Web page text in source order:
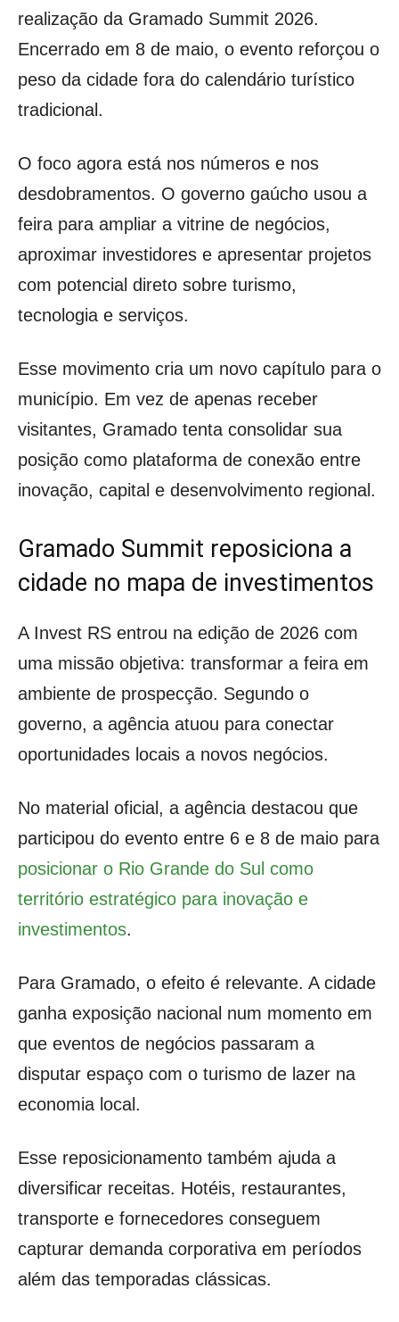
realização da Gramado Summit 2026.
Encerrado em 8 de maio, o evento reforçou o
peso da cidade fora do calendário turístico
tradicional.
O foco agora está nos números e nos
desdobramentos. O governo gaúcho usou a
feira para ampliar a vitrine de negócios,
aproximar investidores e apresentar projetos
com potencial direto sobre turismo,
tecnologia e serviços.
Esse movimento cria um novo capítulo para o
município. Em vez de apenas receber
visitantes, Gramado tenta consolidar sua
posição como plataforma de conexão entre
inovação, capital e desenvolvimento regional.
Gramado Summit reposiciona a
cidade no mapa de investimentos
A Invest RS entrou na edição de 2026 com
uma missão objetiva: transformar a feira em
ambiente de prospecção. Segundo o
governo, a agência atuou para conectar
oportunidades locais a novos negócios.
No material oficial, a agência destacou que
participou do evento entre 6 e 8 de maio para
posicionar o Rio Grande do Sul como
território estratégico para inovação e
investimentos.
Para Gramado, o efeito é relevante. A cidade
ganha exposição nacional num momento em
que eventos de negócios passaram a
disputar espaço com o turismo de lazer na
economia local.
Esse reposicionamento também ajuda a
diversificar receitas. Hotéis, restaurantes,
transporte e fornecedores conseguem
capturar demanda corporativa em períodos
além das temporadas clássicas.